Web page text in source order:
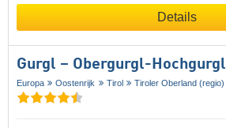
Details
Gurgl – Obergurgl-Hochgurgl
Europa Oostenrijk Tirol Tiroler Oberland (regio)